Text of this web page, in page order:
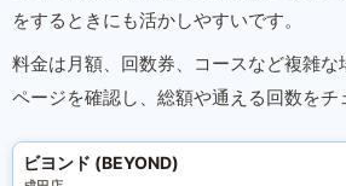
をするときにも活かしやすいです。
料金は月額、回数券、コースなど複雑
ページを確認し、総額や通える回数をチ
ビヨンド (BEYOND)